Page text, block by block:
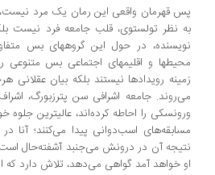
قهرمان واقعی این رمان یک مرد نیست، بلکه
نظر تولستوی، قلب جامعه فرد نیست بلکه
در حول این گروههای بس متفاوت،
و اقلیمهای اجتماعی بس متنوعی را
رویدادها نیستند بلکه بیان عقلانی هرچه
جامعه اشرافی سن پترزبورگ، اشراف و
را احاطه کرده‌اند، عالیترین جلوه خود
اسب‌دوانی پیدا می‌کنند؛ آنا در اثر
آن در درونش می‌جنبد آشفته‌حال است و دلش
خواهد آمد گواهی می‌دهد، تلاش دارد که اضطراب